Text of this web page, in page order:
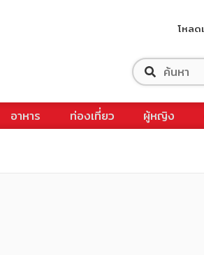
โหลด
อาหาร ท่องเที่ยว ผู้หญิง